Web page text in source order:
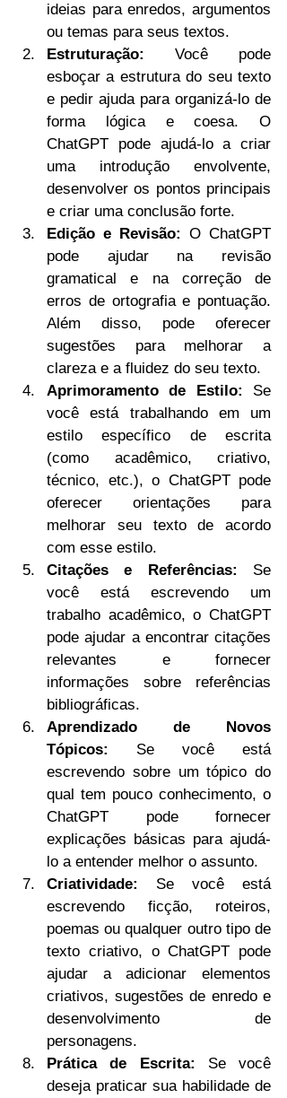
ideias para enredos, argumentos
ou temas para seus textos.
Estruturação:
Você pode
esboçar a estrutura do seu texto
e pedir ajuda para organizá-lo de
forma lógica e coesa. O
ChatGPT pode ajudá-lo a criar
uma introdução envolvente,
desenvolver os pontos principais
e criar uma conclusão forte.
Edição e Revisão: O ChatGPT
pode ajudar na revisão
gramatical e na correção de
erros de ortografia e pontuação.
Além disso, pode oferecer
sugestões para melhorar a
clareza e a fluidez do seu texto.
Aprimoramento de Estilo: Se
você está trabalhando em um
estilo específico de escrita
(como acadêmico, criativo,
técnico, etc.), o ChatGPT pode
oferecer orientações para
melhorar seu texto de acordo
com esse estilo.
Citações e Referências: Se
você está escrevendo um
trabalho acadêmico, o ChatGPT
pode ajudar a encontrar citações
relevantes e fornecer
informações sobre referências
bibliográficas.
Aprendizado de Novos
Tópicos:
Se você está
escrevendo sobre um tópico do
qual tem pouco conhecimento, o
ChatGPT pode fornecer
explicações básicas para ajudá-
lo a entender melhor o assunto.
Criatividade:
Se você está
escrevendo ficção, roteiros,
poemas ou qualquer outro tipo de
texto criativo, o ChatGPT pode
ajudar a adicionar elementos
criativos, sugestões de enredo e
desenvolvimento de
personagens.
Prática de Escrita: Se você
deseja praticar sua habilidade de